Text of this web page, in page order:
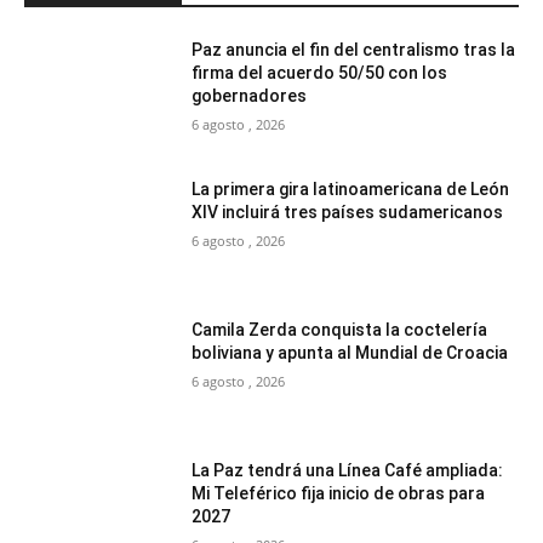
Paz anuncia el fin del centralismo tras la
firma del acuerdo 50/50 con los
gobernadores
6 agosto , 2026
La primera gira latinoamericana de León
XIV incluirá tres países sudamericanos
6 agosto , 2026
Camila Zerda conquista la coctelería
boliviana y apunta al Mundial de Croacia
6 agosto , 2026
La Paz tendrá una Línea Café ampliada:
Mi Teleférico fija inicio de obras para
2027